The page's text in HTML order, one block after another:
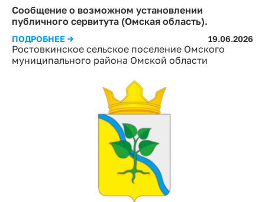
Ростовкинское сельское поселение Омского
муниципального района Омской области
Сообщение о возможном установлении
публичного сервитута (Омская область).
ПОДРОБНЕЕ → 19.06.2026